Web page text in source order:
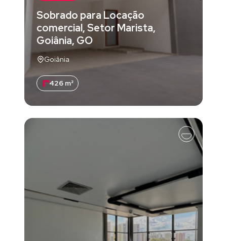
Sobrado para Locação
comercial, Setor Marista,
Goiânia, GO
Goiânia
426 m²